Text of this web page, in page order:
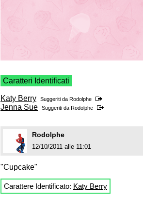
Caratteri Identificati
Katy Berry Suggeriti da Rodolphe
Jenna Sue Suggeriti da Rodolphe
Rodolphe
12/10/2011 alle 11:01
"Cupcake"
Carattere Identificato: Katy Berry